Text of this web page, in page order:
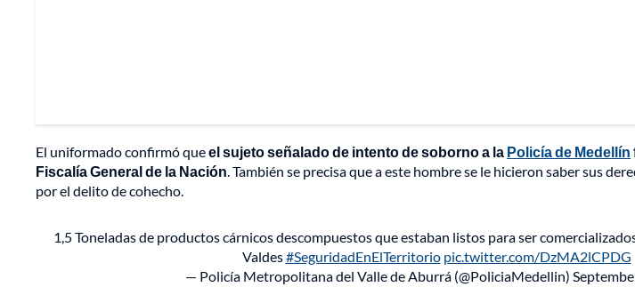
El uniformado confirmó queel sujeto señalado de intento de soborno a la Policía de Medellín
Fiscalía General de la Nación. También se precisa que a este hombre se le hicieron saber sus
por el delito de cohecho.
1,5 Toneladas de productos cárnicos descompuestos que estaban listos para ser
Valdes#SeguridadEnElTerritorio pic.twitter.com/DzMA2lCPDG
— Policía Metropolitana del Valle de Aburrá (@PoliciaMedellin)